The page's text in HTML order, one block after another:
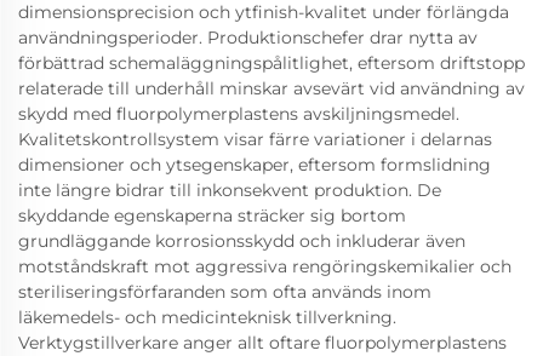
dimensionsprecision och ytfinish-kvalitet under förlängda
användningsperioder. Produktionschefer drar nytta av
förbättrad schemaläggningspålitlighet, eftersom driftstopp
relaterade till underhåll minskar avsevärt vid användning av
skydd med fluorpolymerplastens avskiljningsmedel.
Kvalitetskontrollsystem visar färre variationer i delarnas
dimensioner och ytsegenskaper, eftersom formslidning
inte längre bidrar till inkonsekvent produktion. De
skyddande egenskaperna sträcker sig bortom
grundläggande korrosionsskydd och inkluderar även
motståndskraft mot aggressiva rengöringskemikalier och
steriliseringsförfaranden som ofta används inom
läkemedels- och medicinteknisk tillverkning.
Verktygstillverkare anger allt oftare fluorpolymerplastens